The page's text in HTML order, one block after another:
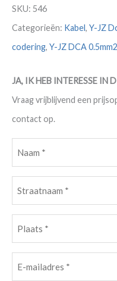
SKU: 546
Categorieën: Kabel, Y-JZ
codering, Y-JZ DCA
JA, IK HEB INTERESSE IN
Vraag vrijblijvend een
contact op.
(Vereist)
(Vereist)
(Vereist)